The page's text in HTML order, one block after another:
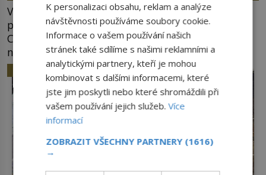
V roce 1764 byste mohli na lotyšských plážích
potkat dobrodruha a sukničkáře Giacoma
Casanovu. Jeho cesta k Baltskému moři však
nebyla turistickým výletem, ale ryze pracovní
cestou se zištnými úmysly. Jaký cíl Casanova
sledoval, když se například procházel uličkami
lotyšské Rigy? Casanova v Pobaltí kontaktoval
tamní zednářské lóže. Nebyl v této oblasti žádným
nováčkem, protože do zednářské […]
HISTORIE
K personalizaci obsahu, reklam a analýze
návštěvnosti používáme soubory cookie.
Informace o vašem používání našich
stránek také sdílíme s našimi reklamními a
analytickými partnery, kteří je mohou
kombinovat s dalšími informacemi, které
jste jim poskytli nebo které shromáždili při
vašem používání jejich služeb.Více
informací
ZOBRAZIT VŠECHNY PARTNERY (1616)
→